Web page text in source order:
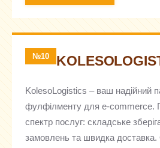
№10
KolesoLogistics – ваш надійний
фулфілменту для e-commerce.
спектр послуг: складське
замовлень та швидка доставка.